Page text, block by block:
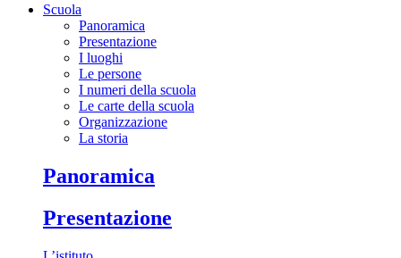
Scuola
Panoramica
Presentazione
I luoghi
Le persone
I numeri della scuola
Le carte della scuola
Organizzazione
La storia
Panoramica
Presentazione